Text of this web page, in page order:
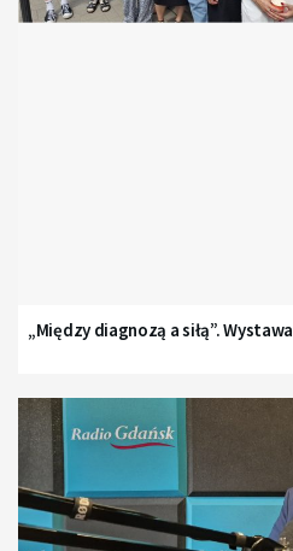
„Między diagnozą a siłą”.